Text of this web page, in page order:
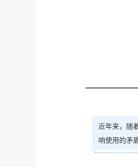
近年来，随
响使用的矛